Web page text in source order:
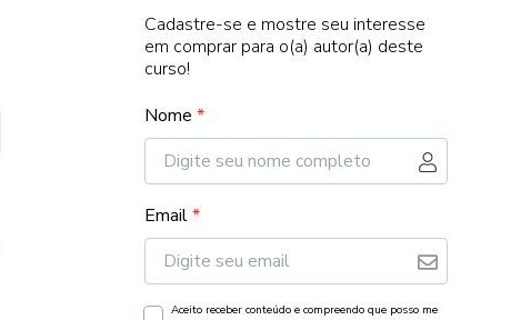
Cadastre-se e mostre seu interesse
em comprar para o(a) autor(a) deste
curso!
Nome *
Email*
Aceito receber conteúdo e compreendo que posso me